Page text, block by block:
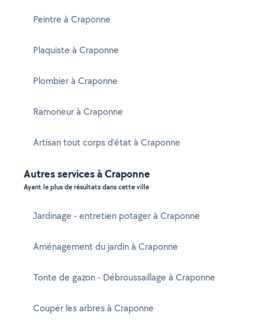
Peintre à Craponne
Plaquiste à Craponne
Plombier à Craponne
Ramoneur à Craponne
Artisan tout corps d'état à Craponne
Autres services à Craponne
Ayant le plus de résultats dans cette ville
Jardinage - entretien potager à Craponne
Aménagement du jardin à Craponne
Tonte de gazon - Débroussaillage à Craponne
Couper les arbres à Craponne